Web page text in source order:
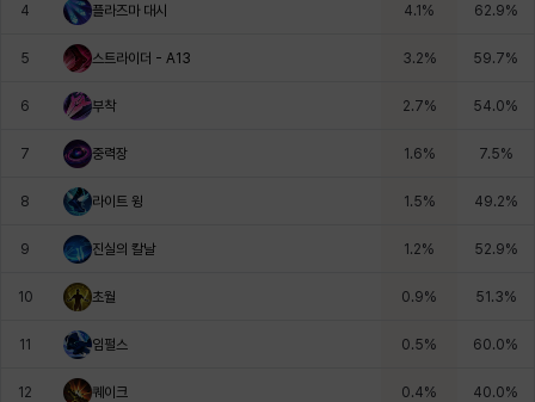
윌리엄
이슈트반
4 플라즈마 대시 4.1% 62.9%
5 스트라이더 - A13 3.2% 59.7%
6 부착 2.7% 54.0%
7 중력장 1.6% 7.5%
8 라이트 윙 1.5% 49.2%
9 진실의 칼날 1.2% 52.9%
10 초월 0.9% 51.3%
11 임펄스 0.5% 60.0%
12 퀘이크 0.4% 40.0%